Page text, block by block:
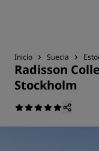
Inicio Suecia
Radisson
Stockholm